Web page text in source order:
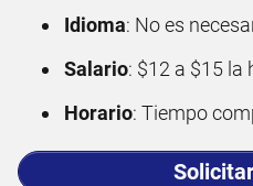
Idioma: No es
Salario: $12 a $15 la
Horario: Tiempo